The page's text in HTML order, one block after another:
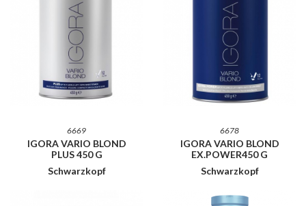
6669
IGORA VARIO BLOND
PLUS 450 G
Schwarzkopf
6678
IGORA VARIO BLOND
EX.POWER450 G
Schwarzkopf